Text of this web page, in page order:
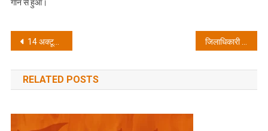
गान से हुआ।
Post
navigation
14 अक्टूबर को सिद्ध पीठ माया देवी मंदिर से पवित्र छड़ी पूजा अर्चना कर उत्तराखंड की यात्रा के लिए रवाना होगी
RELATED POSTS